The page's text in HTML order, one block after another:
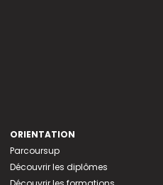
ORIENTATION
Parcoursup
Découvrir les diplômes